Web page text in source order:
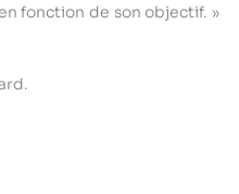
fonction de son objectif. »